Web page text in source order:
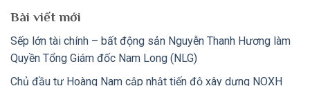
Bài viết mới
Sếp lớn tài chính – bất động sản Nguyễn Thanh Hương làm
Quyền Tổng Giám đốc Nam Long (NLG)
Chủ đầu tư Hoàng Nam cập nhật tiến độ xây dựng NOXH